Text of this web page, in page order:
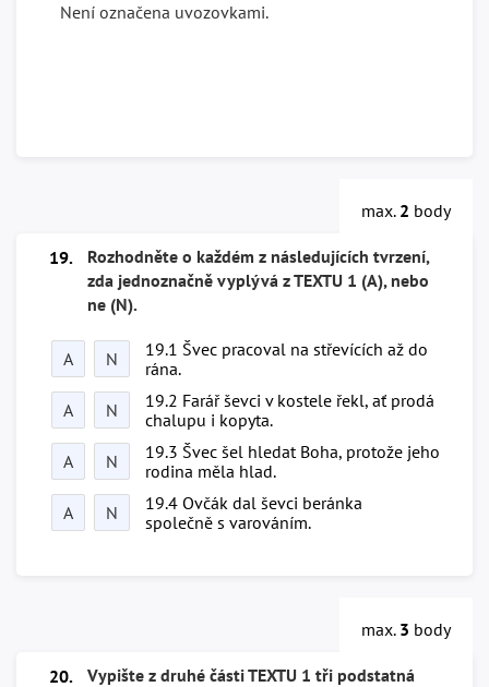
Není označena uvozovkami.
max. 2 body
19.
Rozhodněte o každém z následujících tvrzení,
zda jednoznačně vyplývá z TEXTU 1 (A), nebo
ne (N).
A N
19.1 Švec pracoval na střevících až do
rána.
A
N
19.2 Farář ševci v kostele řekl, ať prodá
chalupu i kopyta.
A
N
19.3 Švec šel hledat Boha, protože jeho
rodina měla hlad.
A
N
19.4 Ovčák dal ševci beránka
společně s varováním.
max. 3 body
20. Vypište z druhé částiTEXTU 1 tři podstatná